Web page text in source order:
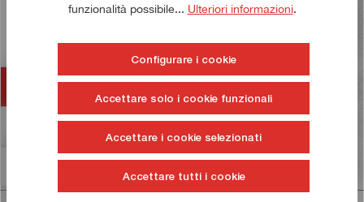
Questo set è composto dal corpo base, da quattro
chiave a squadra.…Di più
Accessori
Valutazioni 325
funzionalità possibile... Ulteriori informazioni.
Configurare i cookie
Accettare solo i cookie funzionali
Accettare i cookie selezionati
Accettare tutti i cookie